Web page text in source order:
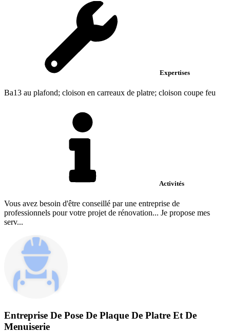
Expertises
Ba13 au plafond; cloison en carreaux de platre; cloison coupe feu
Activités
Vous avez besoin d'être conseillé par une entreprise de
professionnels pour votre projet de rénovation... Je propose mes
serv...
Entreprise De Pose De Plaque De Platre Et De
Menuiserie